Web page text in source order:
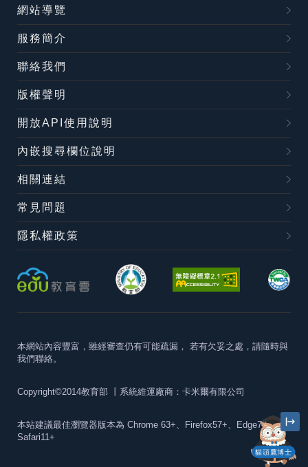
貓頭鷹博士
網站導覽
服務簡介
聯絡我們
版權聲明
開放API使用說明
內嵌搜尋欄位說明
相關連結
常見問題
隱私權政策
本網站內容豐富，雖經審查仍有可能疏漏， 若有欠妥之處，請隨時與
我們聯絡。
Copyright©2014教育部 丨系統維運廠商：卡米爾有限公司
本站建議最佳瀏覽器版本為 Chrome 63+、Firefox57+、Edge79+及
Safari11+